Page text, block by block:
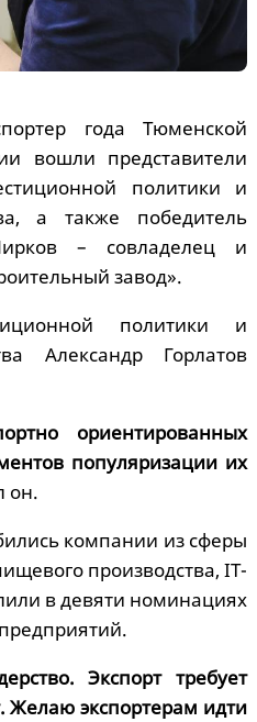
года Тюменской
вошли представители
политики и
а также победитель
– совладелец и
завод».
политики и
Александр Горлатов
ориентированных
популяризации их
он.
компании из сферы
производства, IT-
в девяти номинациях
Экспорт требует
Желаю экспортерам идти